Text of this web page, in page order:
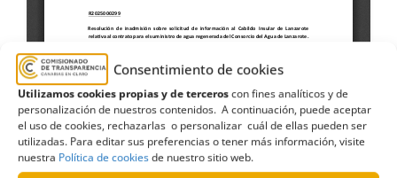
Consentimiento de cookies
Utilizamos cookies propias y de terceroscon fines analíticos y de
personalización de nuestros contenidos. A continuación, puede aceptar
el uso de cookies, rechazarlas o personalizar cuál de ellas pueden ser
utilizadas. Para editar sus preferencias o tener más información, visite
nuestra Política de cookiesde nuestro sitio web.